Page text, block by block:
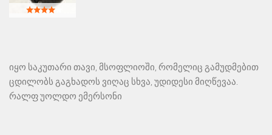
იყო საკუთარი თავი, მსოფლიოში, რომელიც გამუდმებით
ცდილობს გაგხადოს ვიღაც სხვა, უდიდესი მიღწევაა.
რალფ უოლდო ემერსონი